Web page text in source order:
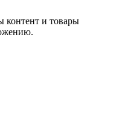
контент и товары